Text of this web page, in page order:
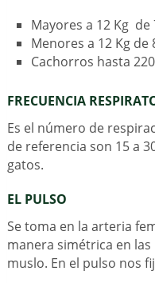
Mayores a 12 Kg
Menores a 12 Kg
Cachorros hasta
FRECUENCIA
Es el número de
de referencia son 15 a
gatos.
EL PULSO
Se toma en la arteria
manera simétrica en
muslo. En el pulso nos